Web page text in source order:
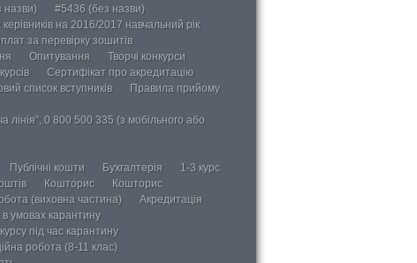
назви)
#5436 (без назви)
на 2016/2017 навчальний рік
за перевірку зошитів
Опитування
Творчі конкурси
Сертифікат про акредитацію
список вступників
Правила прийому
лінія”, 0 800 500 335 (з мобільного або
Публічні кошти Бухгалтерія
1-3 курс
Кошторис
Кошторис
(виховна частина)
Акредитація
умовах карантину
під час карантину
робота (8-11 клас)